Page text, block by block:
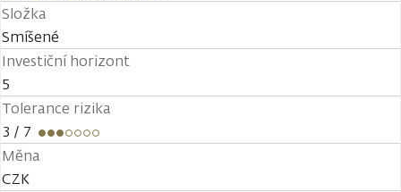
Složka
Smíšené
Investiční horizont
5
Tolerance rizika
3 / 7
Měna
CZK